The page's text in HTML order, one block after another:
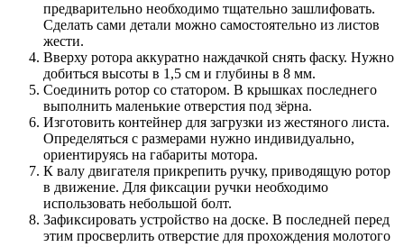
предварительно необходимо тщательно зашлифовать.
Сделать сами детали можно самостоятельно из листов
жести.
Вверху ротора аккуратно наждачкой снять фаску. Нужно
добиться высоты в 1,5 см и глубины в 8 мм.
Соединить ротор со статором. В крышках последнего
выполнить маленькие отверстия под зёрна.
Изготовить контейнер для загрузки из жестяного листа.
Определяться с размерами нужно индивидуально,
ориентируясь на габариты мотора.
К валу двигателя прикрепить ручку, приводящую ротор
в движение. Для фиксации ручки необходимо
использовать небольшой болт.
Зафиксировать устройство на доске. В последней перед
этим просверлить отверстие для прохождения молотого